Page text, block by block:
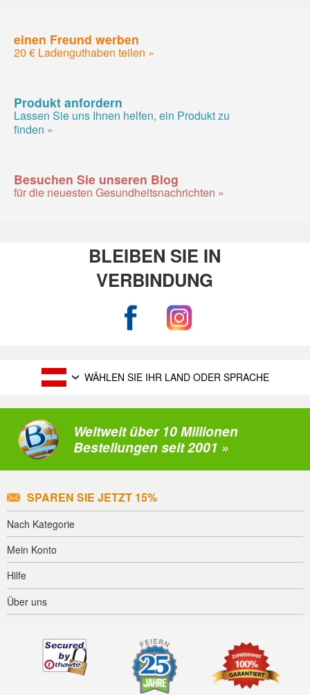
einen Freund werben
20 € Ladenguthaben teilen »
Produkt anfordern
Lassen Sie uns Ihnen helfen, ein Produkt zu
finden »
Besuchen Sie unseren Blog
für die neuesten Gesundheitsnachrichten »
BLEIBEN SIE IN
VERBINDUNG
WÄHLEN SIE IHR LAND ODER SPRACHE
Weltweit über 10 Millionen
Bestellungen seit 2001 »
SPAREN SIE JETZT 15%
Nach Kategorie
Mein Konto
Hilfe
Über uns